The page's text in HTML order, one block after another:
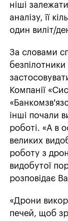
ніші
аналізу, її
один виліт/
За словами
Компанії
інші почали
роботі. «А в
великих
роботу з
видобутої
розповідає
«Дрони
печей, щоб